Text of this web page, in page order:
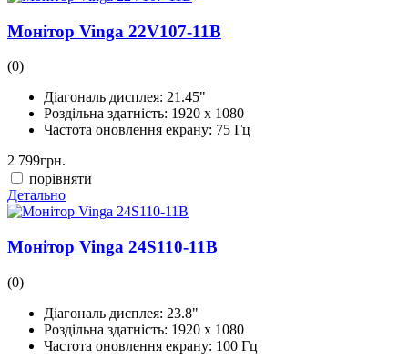
Монітор Vinga 22V107-11B
(0)
Діагональ дисплея: 21.45"
Роздільна здатність: 1920 x 1080
Частота оновлення екрану: 75 Гц
2 799грн.
порівняти
Детально
Монітор Vinga 24S110-11B
(0)
Діагональ дисплея: 23.8"
Роздільна здатність: 1920 x 1080
Частота оновлення екрану: 100 Гц